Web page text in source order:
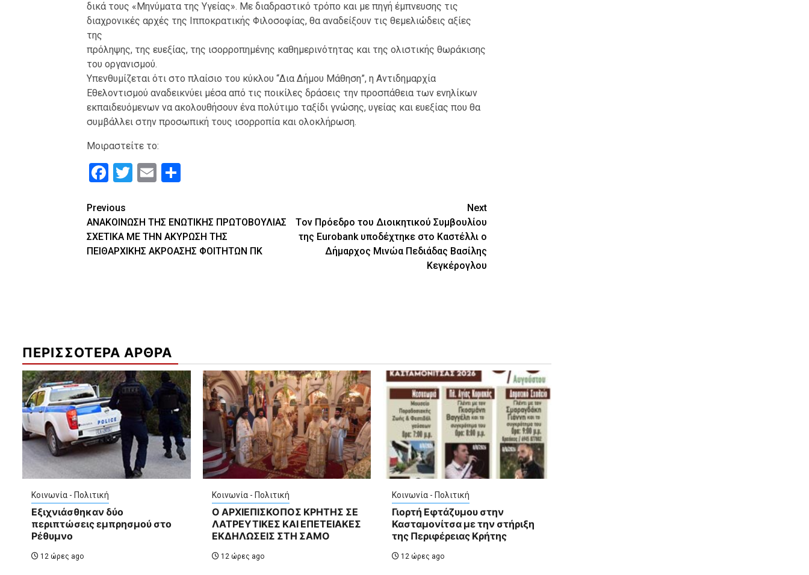
δικά τους «Μηνύματα της Υγείας». Με διαδραστικό τρόπο και με πηγή έμπνευσης τις
διαχρονικές αρχές της Ιπποκρατικής Φιλοσοφίας, θα αναδείξουν τις θεμελιώδεις αξίες
της
πρόληψης, της ευεξίας, της ισορροπημένης καθημερινότητας και της ολιστικής θωράκισης
του οργανισμού.
Υπενθυμίζεται ότι στο πλαίσιο του κύκλου “Δια Δήμου Μάθηση”, η Αντιδημαρχία
Εθελοντισμού αναδεικνύει μέσα από τις ποικίλες δράσεις την προσπάθεια των ενηλίκων
εκπαιδευόμενων να ακολουθήσουν ένα πολύτιμο ταξίδι γνώσης, υγείας και ευεξίας που θα
συμβάλλει στην προσωπική τους ισορροπία και ολοκλήρωση.
Μοιραστείτε το:
Facebook
TwitterEmail
Continue
Reading
Previous
ΑΝΑΚΟΙΝΩΣΗ ΤΗΣ ΕΝΩΤΙΚΗΣ ΠΡΩΤΟΒΟΥΛΙΑΣ
ΣΧΕΤΙΚΑ ΜΕ ΤΗΝ ΑΚΥΡΩΣΗ ΤΗΣ
ΠΕΙΘΑΡΧΙΚΗΣ ΑΚΡΟΑΣΗΣ ΦΟΙΤΗΤΩΝ ΠΚ
Next
Tον Πρόεδρο του Διοικητικού Συμβουλίου
της Eurobank υποδέχτηκε στο Καστέλλι ο
Δήμαρχος Μινώα Πεδιάδας Βασίλης
Κεγκέρογλου
ΠΕΡΙΣΣΟΤΕΡΑ ΑΡΘΡΑ
Κοινωνία - Πολιτική
Εξιχνιάσθηκαν δύο
περιπτώσεις εμπρησμού στο
Ρέθυμνο
12 ώρες ago
Κοινωνία - Πολιτική
Ο ΑΡΧΙΕΠΙΣΚΟΠΟΣ ΚΡΗΤΗΣ ΣΕ
ΛΑΤΡΕΥΤΙΚΕΣ ΚΑΙ ΕΠΕΤΕΙΑΚΕΣ
ΕΚΔΗΛΩΣΕΙΣ ΣΤΗ ΣΑΜΟ
12 ώρες ago
Κοινωνία - Πολιτική
Γιορτή Εφτάζυμου στην
Κασταμονίτσα με την στήριξη
της Περιφέρειας Κρήτης
12 ώρες ago